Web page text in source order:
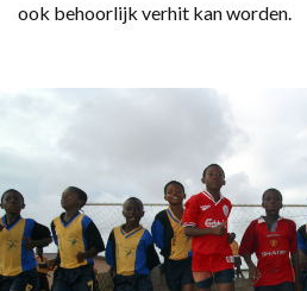
ook behoorlijk verhit kan worden.